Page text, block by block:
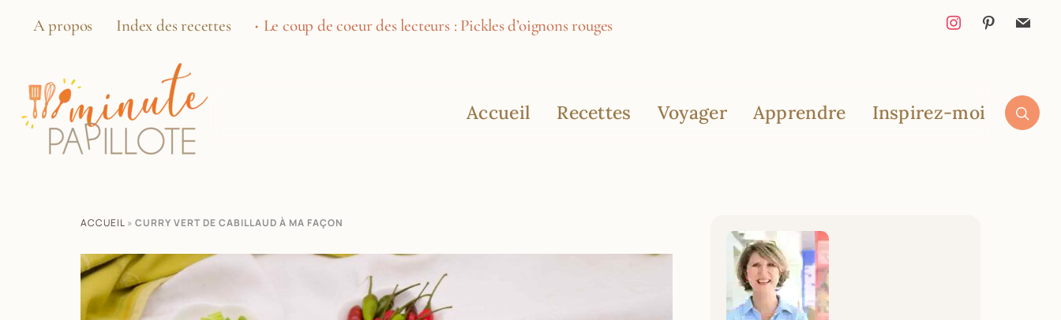
A propos Index des recettes Le coup de coeur des lecteurs : Pickles d’oignons rouges
Accueil Recettes Voyager Apprendre Inspirez-moi
ACCUEIL » CURRY VERT DE CABILLAUD À MA FAÇON